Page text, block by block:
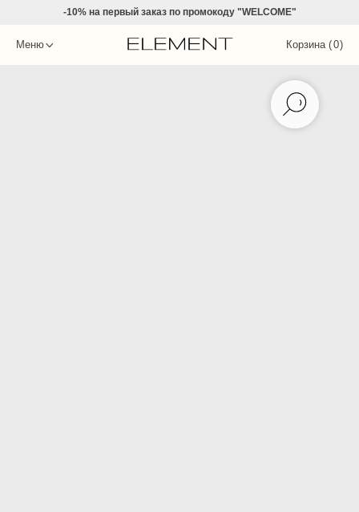
-10% напервый заказ по промокоду "WELCOME"
Корзина (
Меню )
0